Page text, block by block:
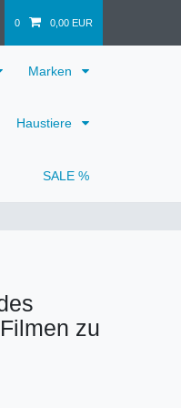
0 0,00 EUR
Marken
Haustiere
SALE %
zu